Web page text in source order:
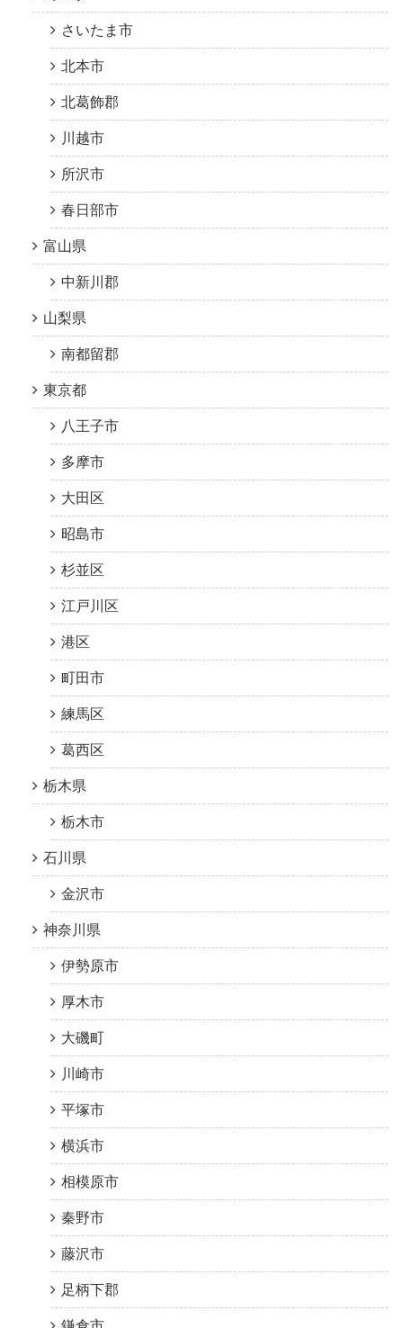
さいたま市
北本市
北葛飾郡
川越市
所沢市
春日部市
富山県
中新川郡
山梨県
南都留郡
東京都
八王子市
多摩市
大田区
昭島市
杉並区
江戸川区
港区
町田市
練馬区
葛西区
栃木県
栃木市
石川県
金沢市
神奈川県
伊勢原市
厚木市
大磯町
川崎市
平塚市
横浜市
相模原市
秦野市
藤沢市
足柄下郡